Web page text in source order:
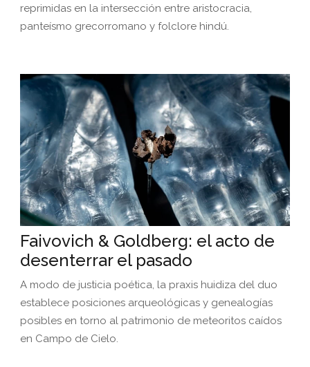
reprimidas en la intersección entre aristocracia,
panteísmo grecorromano y folclore hindú.
Faivovich & Goldberg: el acto de
desenterrar el pasado
A modo de justicia poética, la praxis huidiza del duo
establece posiciones arqueológicas y genealogías
posibles en torno al patrimonio de meteoritos caídos
en Campo de Cielo.